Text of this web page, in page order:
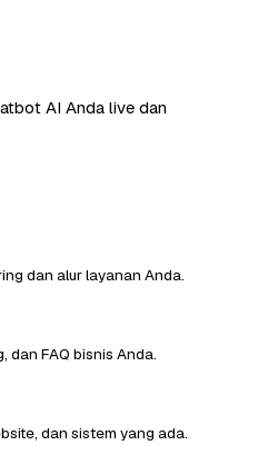
AI Anda live dan
dan alur layanan Anda.
dan FAQ bisnis Anda.
dan sistem yang ada.